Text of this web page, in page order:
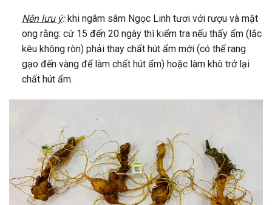
Nên lưu ý: khi ngâm sâm Ngọc Linh tươi với rượu và mật
ong rằng: cứ 15 đến 20 ngày thì kiểm tra nếu thấy ẩm (lắc
kêu không ròn) phải thay chất hút ẩm mới (có thể rang
gạo đến vàng để làm chất hút ẩm) hoặc làm khô trở lại
chất hút ẩm.